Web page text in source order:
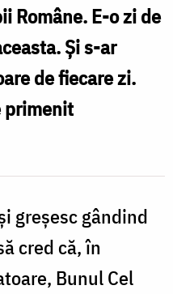
Române.E-o zi de
Și s-ar
de fiecare zi.
primenit
greșesc gândind
cred că, în
Bunul Cel